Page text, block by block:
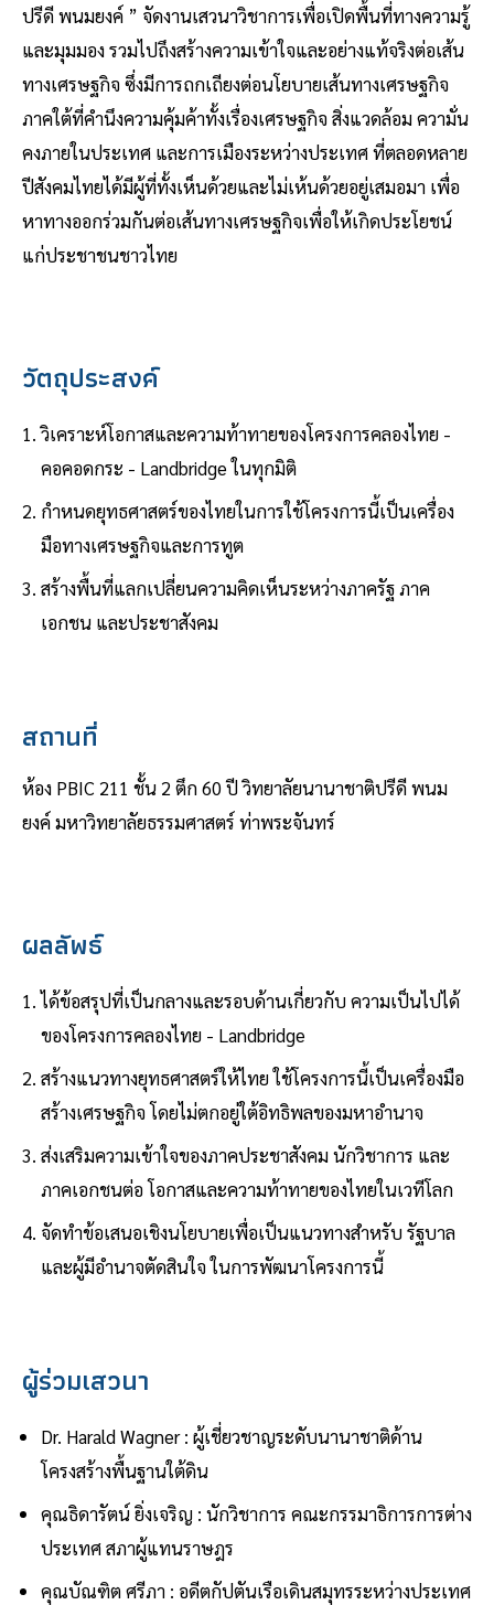
ปรีดี พนมยงค์ ” จัดงานเสวนาวิชาการเพื่อเปิดพื้นที่ทางความรู้
และมุมมอง รวมไปถึงสร้างความเข้าใจและอย่างแท้จริงต่อเส้น
ทางเศรษฐกิจ ซึ่งมีการถกเถียงต่อนโยบายเส้นทางเศรษฐกิจ
ภาคใต้ที่คำนึงความคุ้มค้าทั้งเรื่องเศรษฐกิจ สิ่งแวดล้อม ความั่น
คงภายในประเทศ และการเมืองระหว่างประเทศ ที่ตลอดหลาย
ปีสังคมไทยได้มีผู้ที่ทั้งเห็นด้วยและไม่เห้นด้วยอยู่เสมอมา เพื่อ
หาทางออกร่วมกันต่อเส้นทางเศรษฐกิจเพื่อให้เกิดประโยชน์
แก่ประชาชนชาวไทย
วัตถุประสงค์
วิเคราะห์โอกาสและความท้าทายของโครงการคลองไทย -
คอคอดกระ - Landbridge ในทุกมิติ
กำหนดยุทธศาสตร์ของไทยในการใช้โครงการนี้เป็นเครื่อง
มือทางเศรษฐกิจและการทูต
สร้างพื้นที่แลกเปลี่ยนความคิดเห็นระหว่างภาครัฐ ภาค
เอกชน และประชาสังคม
สถานที่
ห้อง PBIC 211 ชั้น 2 ตึก 60 ปี วิทยาลัยนานาชาติปรีดี พนม
ยงค์ มหาวิทยาลัยธรรมศาสตร์ ท่าพระจันทร์
ผลลัพธ์
ได้ข้อสรุปที่เป็นกลางและรอบด้านเกี่ยวกับ ความเป็นไปได้
ของโครงการคลองไทย - Landbridge
สร้างแนวทางยุทธศาสตร์ให้ไทย ใช้โครงการนี้เป็นเครื่องมือ
สร้างเศรษฐกิจ โดยไม่ตกอยู่ใต้อิทธิพลของมหาอำนาจ
ส่งเสริมความเข้าใจของภาคประชาสังคม นักวิชาการ และ
ภาคเอกชนต่อ โอกาสและความท้าทายของไทยในเวทีโลก
จัดทำข้อเสนอเชิงนโยบายเพื่อเป็นแนวทางสำหรับ รัฐบาล
และผู้มีอำนาจตัดสินใจ ในการพัฒนาโครงการนี้
ผู้ร่วมเสวนา
Dr. Harald Wagner : ผู้เชี่ยวชาญระดับนานาชาติด้าน
โครงสร้างพื้นฐานใต้ดิน
คุณธิดารัตน์ ยิ่งเจริญ : นักวิชาการ คณะกรรมาธิการการต่าง
ประเทศ สภาผู้แทนราษฎร
คุณบัณฑิต ศรีภา : อดีตกัปตันเรือเดินสมุทรระหว่างประเทศ